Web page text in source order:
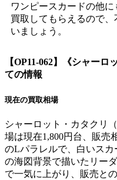
ワンピースカードの他
買取してもらえるので
いましょう。
【OP11-062】《シャー
ての情報
現在の買取相場
シャーロット・カタクリ
場は現在1,800円台、販売
のLパラレルで、白いス
の海図背景で描いたリー
で一気に上がり、販売と